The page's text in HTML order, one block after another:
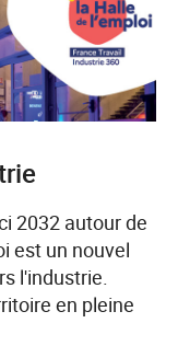
2032 autour de
est un nouvel
l'industrie.
en pleine